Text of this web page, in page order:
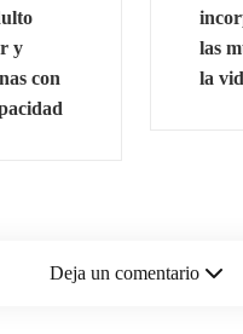
y
con
las
la
Deja un comentario